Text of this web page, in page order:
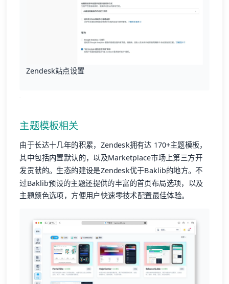
Zendesk站点设置
主题模板相关
由于长达十几年的积累，Zendesk拥有达 170+主题模板，
其中包括内置默认的，以及Marketplace市场上第三方开
发贡献的。生态的建设是Zendesk优于Baklib的地方。不
过Baklib预设的主题还提供的丰富的首页布局选项，以及
主题颜色选项，方便用户快速零技术配置最佳体验。